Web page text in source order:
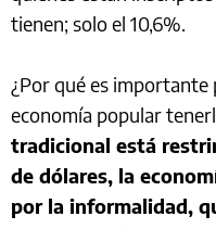
tienen; solo el 10,6%.
¿Por qué es importante
economía popular
tradicional está
de dólares, la
por la informalidad,